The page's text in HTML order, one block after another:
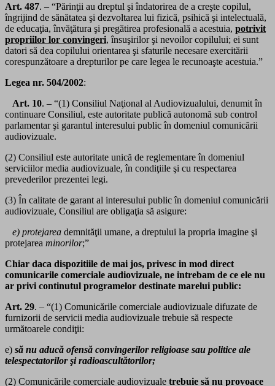
Art. 487. – “Părinţii au dreptul şi îndatorirea de a creşte copilul,
îngrijind de sănătatea şi dezvoltarea lui fizică, psihică şi intelectuală,
de educaţia, învăţătura şi pregătirea profesională a acestuia, potrivit
propriilor lor convingeri, însuşirilor şi nevoilor copilului; ei sunt
datori să dea copilului orientarea şi sfaturile necesare exercitării
corespunzătoare a drepturilor pe care legea le recunoaşte acestuia.”
Legea nr. 504/2002:
Art. 10. – “(1) Consiliul Naţional al Audiovizualului, denumit în
continuare Consiliul, este autoritate publică autonomă sub control
parlamentar şi garantul interesului public în domeniul comunicării
audiovizuale.
(2) Consiliul este autoritate unică de reglementare în domeniul
serviciilor media audiovizuale, în condiţiile şi cu respectarea
prevederilor prezentei legi.
(3) În calitate de garant al interesului public în domeniul comunicării
audiovizuale, Consiliul are obligaţia să asigure:
e) protejarea demnităţii umane, a dreptului la propria imagine şi
protejarea minorilor;”
Chiar daca dispozitiile de mai jos, privesc in mod direct
comunicarile comerciale audiovizuale, ne intrebam de ce ele nu
ar privi continutul programelor destinate marelui public:
Art. 29. – “(1) Comunicările comerciale audiovizuale difuzate de
furnizorii de servicii media audiovizuale trebuie să respecte
următoarele condiţii:
e) să nu aducă ofensă convingerilor religioase sau politice ale
telespectatorilor şi radioascultătorilor;
(2) Comunicările comerciale audiovizuale trebuie să nu provoace